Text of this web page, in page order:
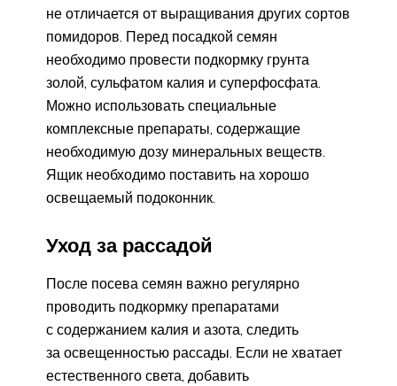
не отличается от выращивания других сортов
помидоров. Перед посадкой семян
необходимо провести подкормку грунта
золой, сульфатом калия и суперфосфата.
Можно использовать специальные
комплексные препараты, содержащие
необходимую дозу минеральных веществ.
Ящик необходимо поставить на хорошо
освещаемый подоконник.
Уход за рассадой
После посева семян важно регулярно
проводить подкормку препаратами
с содержанием калия и азота, следить
за освещенностью рассады. Если не хватает
естественного света, добавить